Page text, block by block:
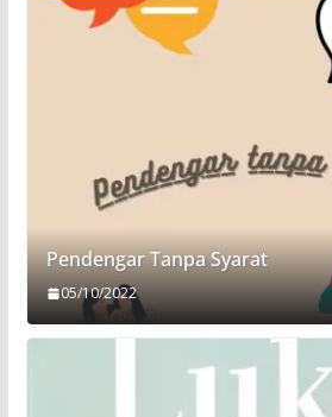
Pendengar Tanpa Syarat
05/10/2022